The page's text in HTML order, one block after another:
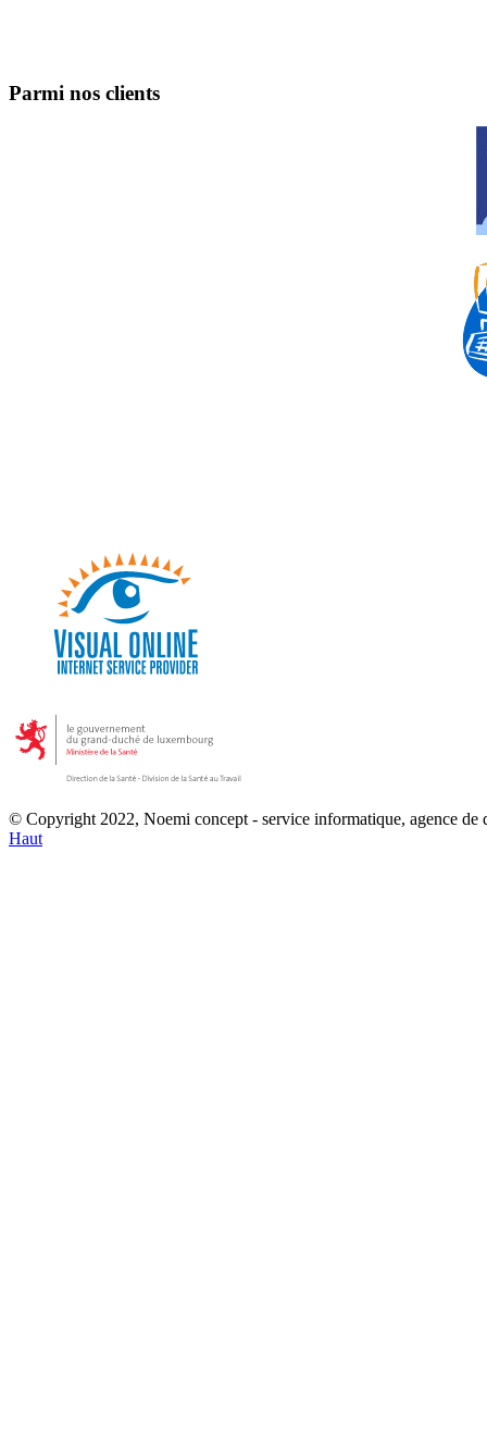
Parmi nos clients
© Copyright 2022, Noemi concept - service informatique, agence
Haut